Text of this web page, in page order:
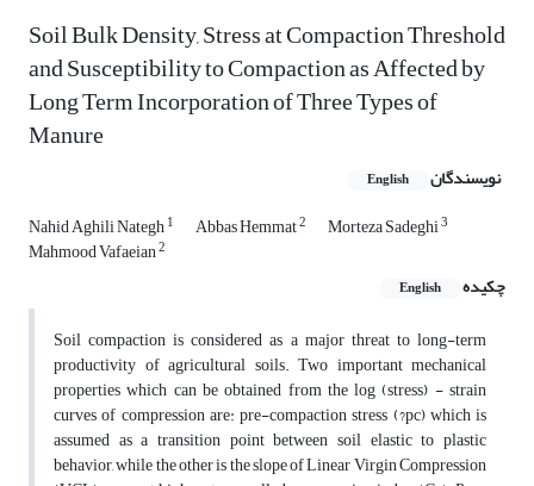
Soil Bulk Density, Stress at Compaction Threshold
and Susceptibility to Compaction as Affected by
Long Term Incorporation of Three Types of
Manure
نویسندگان English
Nahid Aghili Nategh1 Abbas Hemmat2 Morteza Sadeghi3
Mahmood Vafaeian2
چکیده English
Soil compaction is considered as a major threat to long-term
productivity of agricultural soils. Two important mechanical
properties which can be obtained from the log (stress) - strain
curves of compression are: pre-compaction stress (?pc) which is
assumed as a transition point between soil elastic to plastic
behavior, while the other is the slope of Linear Virgin Compression